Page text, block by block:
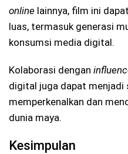
online lainnya, film ini
luas, termasuk generasi
konsumsi media digital.
Kolaborasi dengan
digital juga dapat
memperkenalkan dan
dunia maya.
Kesimpulan